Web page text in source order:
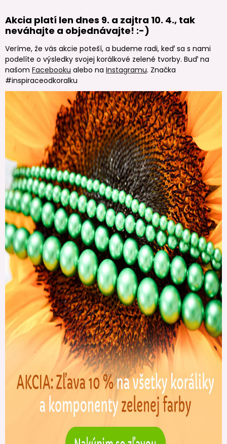
Akcia platí len dnes 9. a zajtra 10. 4., tak
neváhajte a objednávajte! :-)
Veríme, že vás akcie poteší, a budeme radi, keď sa s nami
podelíte o výsledky svojej korálkové zelené tvorby. Buď na
našom Facebooku alebo na Instagramu. Značka
#inspiraceodkoralku